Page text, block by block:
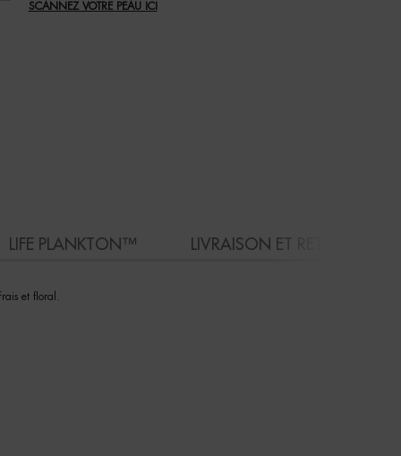
SCANNEZ VOTRE PEAU ICI
LIFE PLANKTON™ LIVRAISON ET RETOURS
et floral.